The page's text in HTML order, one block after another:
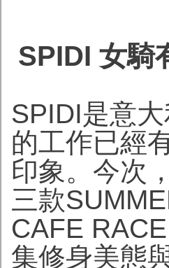
SPIDI 女騎
SPIDI是意
的工作已經
印象。今次
三款
CAFE
集修身美態